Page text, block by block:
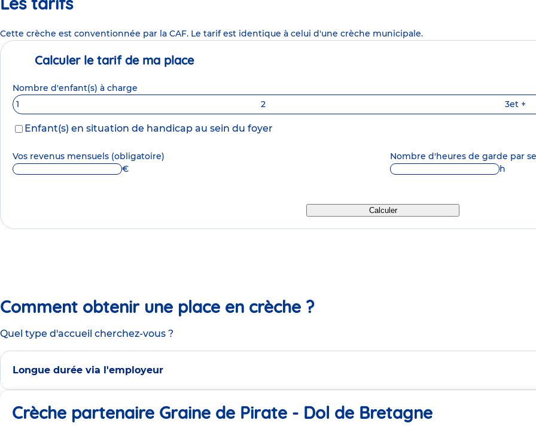
Cette crèche est conventionnée par la CAF. Le tarif est identique à celui d'une crèche municipale.
Calculer le tarif de ma place
Nombre d'enfant(s) à charge
1
2 3et +
Enfant(s) en situation de handicap au sein du foyer
Vos revenus mensuels (obligatoire)
€
Nombre d'heures de garde par
h
Calculer
Comment obtenir une place en crèche ?
Quel type d'accueil cherchez-vous ?
Longue durée via l'employeur
Crèche partenaire Graine de Pirate - Dol de Bretagne